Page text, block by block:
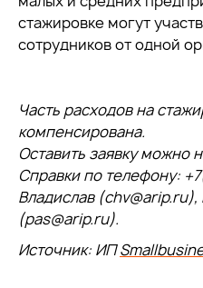
стажировке могут
сотрудников от одной
Часть расходов на
компенсирована.
Оставить заявку можно
Справки по телефону:
Владислав
(pas@arip.ru).
Источник: ИП